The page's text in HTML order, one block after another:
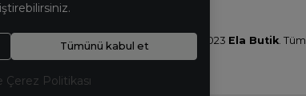
© 2023 Ela Butik. Tüm
Tümünü kabul et
Politikası